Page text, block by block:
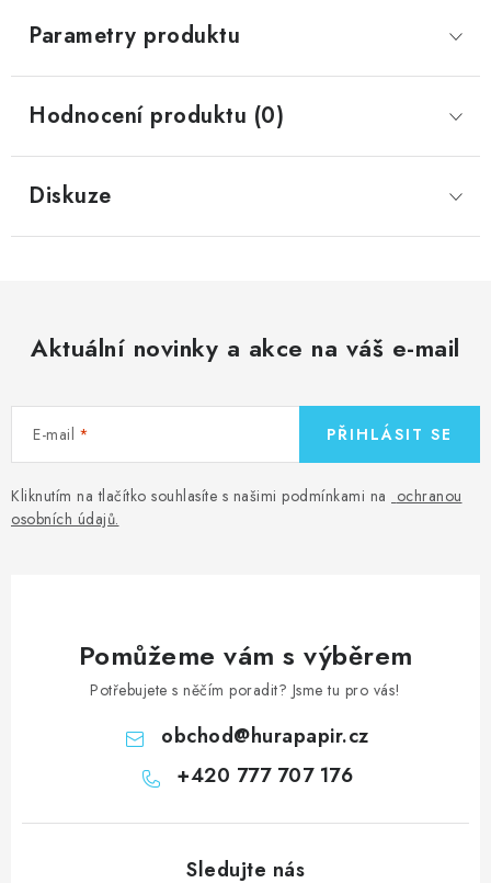
Parametry produktu
Hodnocení produktu (0)
Diskuze
Aktuální novinky a akce na váš e-mail
E-mail
Kliknutím na tlačítko souhlasíte s našimi podmínkami na ochranou
osobních údajů.
PŘIHLÁSIT SE
Pomůžeme vám s výběrem
Potřebujete s něčím poradit? Jsme tu pro vás!
obchod@hurapapir.cz
+420 777 707 176